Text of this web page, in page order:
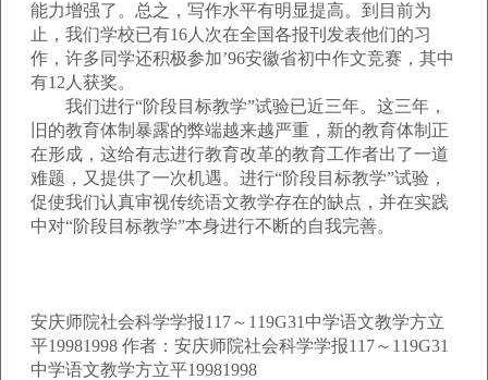
能力增强了。总之，写作水平有明显提高。到目前为
止，我们学校已有16人次在全国各报刊发表他们的习
作，许多同学还积极参加’96安徽省初中作文竞赛，其中
有12人获奖。
我们进行“阶段目标教学”试验已近三年。这三年，
旧的教育体制暴露的弊端越来越严重，新的教育体制正
在形成，这给有志进行教育改革的教育工作者出了一道
难题，又提供了一次机遇。进行“阶段目标教学”试验，
促使我们认真审视传统语文教学存在的缺点，并在实践
中对“阶段目标教学”本身进行不断的自我完善。
安庆师院社会科学学报117～119G31中学语文教学方立
平19981998 作者：安庆师院社会科学学报117～119G31
中学语文教学方立平19981998